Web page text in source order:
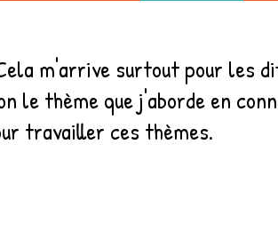
m'arrive surtout pour les
le thème que j'aborde en
travailler ces thèmes.